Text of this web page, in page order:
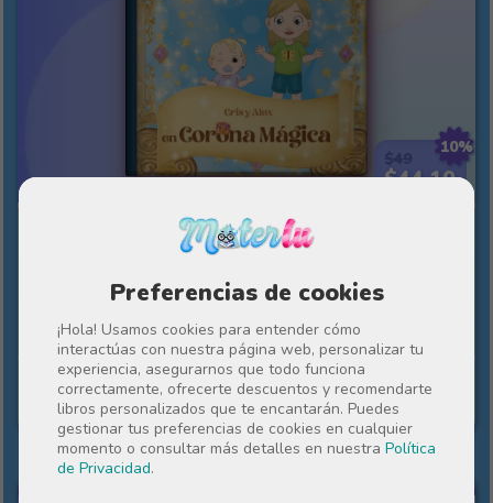
Preferencias de cookies
¡Hola! Usamos cookies para entender cómo
interactúas con nuestra página web, personalizar tu
experiencia, asegurarnos que todo funciona
correctamente, ofrecerte descuentos y recomendarte
libros personalizados que te encantarán. Puedes
gestionar tus preferencias de cookies en cualquier
momento o consultar más detalles en nuestra Política
de Privacidad.
10%
$44.10
La corona mágica
Dos hermanos o hermanas protagonizan un
Ver cuento